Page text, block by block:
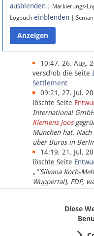
Anmelden
Datenschutz
Über Lobbypedia
Impressum
ausblenden | Markierungs-
Logbuch einblenden |
10:47, 26. Aug.
verschob die Seite
Settlement
09:21, 27. Jul.
löschte Seite
International
Klemens Joos
München hat.
über Büros in
14:19, 21. Jul.
löschte Seite
„'''Silvana Koch-
Wuppertal), FDP,
Europäischen
Diese